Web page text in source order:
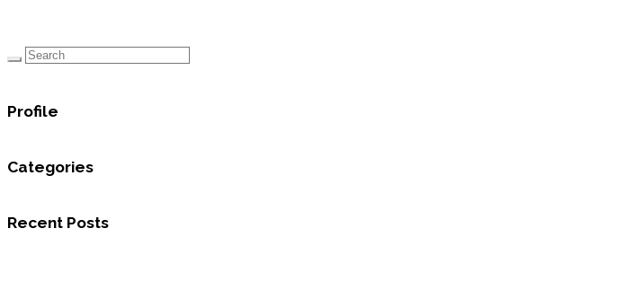
Profile
Categories
Recent Posts